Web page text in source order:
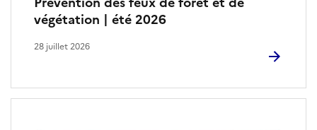
végétation | été 2026
28 juillet 2026